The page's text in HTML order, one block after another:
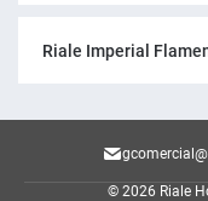
Riale Imperial
© 2026 Riale